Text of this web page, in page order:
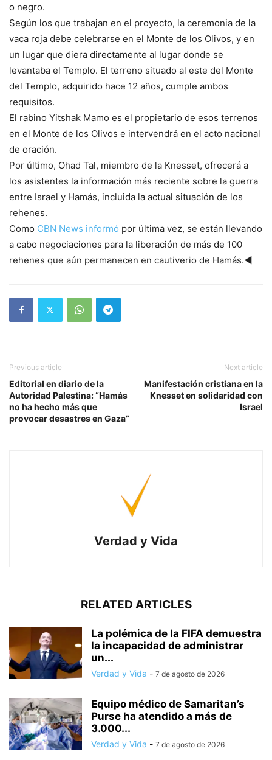
o negro.
Según los que trabajan en el proyecto, la ceremonia de la
vaca roja debe celebrarse en el Monte de los Olivos, y en
un lugar que diera directamente al lugar donde se
levantaba el Templo. El terreno situado al este del Monte
del Templo, adquirido hace 12 años, cumple ambos
requisitos.
El rabino Yitshak Mamo es el propietario de esos terrenos
en el Monte de los Olivos e intervendrá en el acto nacional
de oración.
Por último, Ohad Tal, miembro de la Knesset, ofrecerá a
los asistentes la información más reciente sobre la guerra
entre Israel y Hamás, incluida la actual situación de los
rehenes.
Como CBN News informó por última vez, se están llevando
a cabo negociaciones para la liberación de más de 100
rehenes que aún permanecen en cautiverio de Hamás.◄
Previous article
Editorial en diario de la
Autoridad Palestina: “Hamás
no ha hecho más que
provocar desastres en Gaza”
Next article
Manifestación cristiana en la
Knesset en solidaridad con
Israel
Verdad y Vida
RELATED ARTICLES
La polémica de la FIFA demuestra
la incapacidad de administrar
un...
Verdad y Vida - 7 de agosto de 2026
Equipo médico de Samaritan’s
Purse ha atendido a más de
3.000...
Verdad y Vida - 7 de agosto de 2026